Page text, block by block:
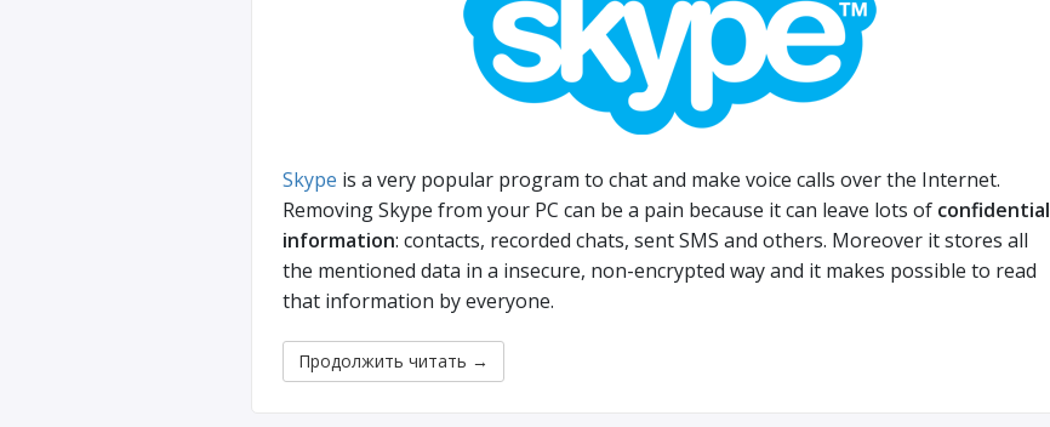
Skype is a very popular program to chat and make voice calls over the Internet.
Removing Skype from your PC can be a pain because it can leave lots of confidential
information: contacts, recorded chats, sent SMS and others. Moreover it stores all
the mentioned data in a insecure, non-encrypted way and it makes possible to read
that information by everyone.
Продолжить читать →